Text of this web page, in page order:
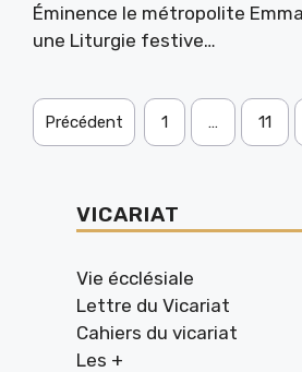
Éminence le métropolite
une Liturgie festive…
Précédent 1 … 11
VICARIAT
Vie écclésiale
Lettre du Vicariat
Cahiers du vicariat
Les +